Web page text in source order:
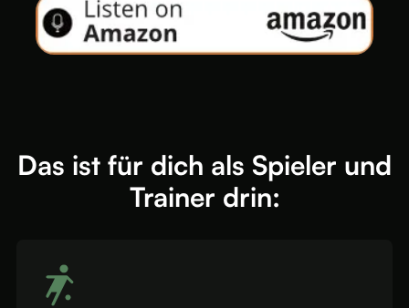
Das ist für dich als Spieler und
Trainer drin: